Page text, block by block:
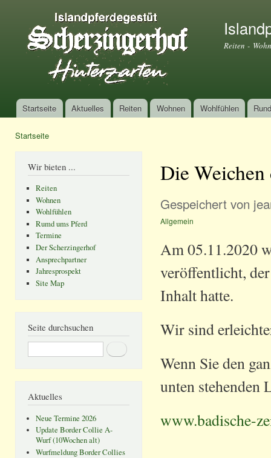
Reiten -
Hauptmenü
Startseite Aktuelles Reiten Wohnen Wohlfühlen
Startseite
Wir bieten ...
Reiten
Wohnen
Wohlfühlen
Rumd ums Pferd
Termine
Der Scherzingerhof
Ansprechpartner
Jahresprospekt
Site Map
Seite durchsuchen
Suche
Aktuelles
Neue Termine 2026
Update Border Collie A-
Wurf (10Wochen alt)
Wurfmeldung Border Collies
Die
Gespeichert von
Allgemein
Am 05.11.2020
veröffentlicht,
Inhalt hatte.
Wir sind
Wenn Sie den
unten stehenden
www.badische-